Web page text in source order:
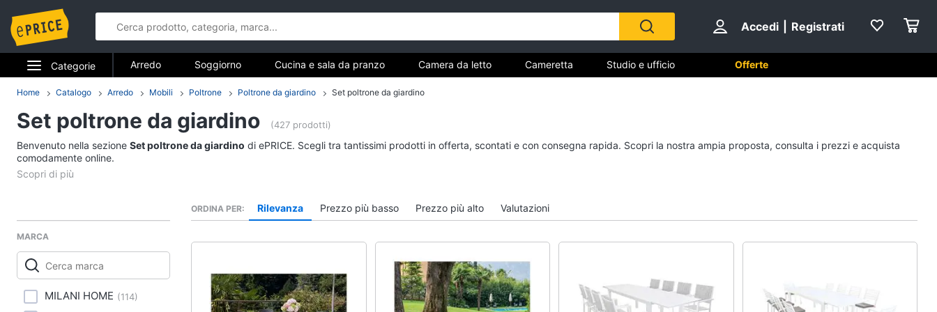
Accedi Registrati
Categorie
Elettrodomestici
Informatica
Telefonia
Smart home
Videogiochi
Audio e musica
Tende
Vedi tutti
Tavolo allungabile
Vedi tutti
Letto matrimoniale
Vedi tutti
Peluche
Vedi tutti
Studio e ufficio
Bagno
Ingresso
Mobili
Arredo Soggiorno Cucina e sala da pranzo Camera da letto Cameretta Studio e ufficio
Bagno Ingresso Mobili Complementi e decorazioni
Arredamento da esterno
Offerte
Home Catalogo Arredo Mobili Poltrone Poltrone da giardino Set poltrone da giardino
Set poltrone da giardino (427 prodotti)
Benvenuto nella sezione Set poltrone da giardino di ePRICE. Scegli tra tantissimi prodotti in offerta, scontati e con consegna rapida. Scopri la nostra ampia proposta, consulta i prezzi e acquista
comodamente online.
MARCA
MILANI HOME (114)
ORDINA PER Rilevanza Prezzo più basso Prezzo più alto Valutazioni